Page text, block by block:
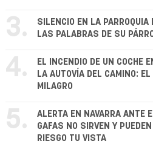
3.
SILENCIO EN LA PARROQUIA
LAS PALABRAS DE SU
4.
EL INCENDIO DE UN COCHE
LA AUTOVÍA DEL CAMINO:
MILAGRO
5.
ALERTA EN NAVARRA ANTE
GAFAS NO SIRVEN Y
RIESGO TU VISTA